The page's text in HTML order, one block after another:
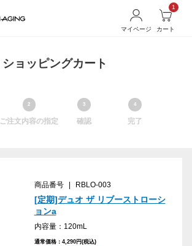
マイページ
1
カート
ショッピングカート
2
ご注文内容の指定
3
確認
4
完了
商品番号 RBLO-003
[定期]デュオ ザ リブーストローシ
ョンa
内容量：120mL
通常価格：4,290円(税込)